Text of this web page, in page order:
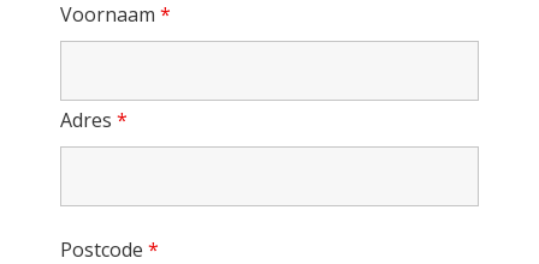
Voornaam *
Adres *
Postcode *